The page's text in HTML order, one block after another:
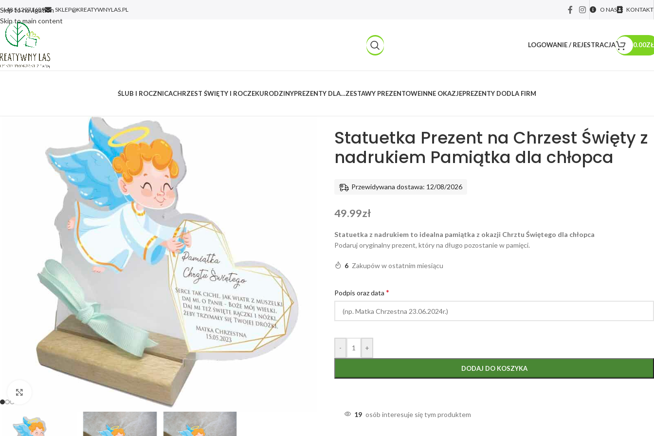
Skip to navigation
Skip to main content
+48 512971689 SKLEP@KREATYWNYLAS.PL O NAS KONTAKT
LOGOWANIE / REJESTRACJA 0.00ZŁ
ŚLUB I ROCZNICACHRZEST ŚWIĘTY I ROCZEKURODZINYPREZENTY DLA…ZESTAWY PREZENTOWEINNE OKAZJEPREZENTY DODLA FIRM
Statuetka Prezent na Chrzest Święty z
nadrukiem Pamiątka dla chłopca
Przewidywana dostawa: 12/08/2026
49.99zł
Statuetka z nadrukiem to idealna pamiątka z okazji Chrztu Świętego dla chłopca
Podaruj oryginalny prezent, który na długo pozostanie w pamięci.
6 Zakupów w ostatnim miesiącu
Podpis oraz data *
- +
DODAJ DO KOSZYKA
19 osób interesuje się tym produktem